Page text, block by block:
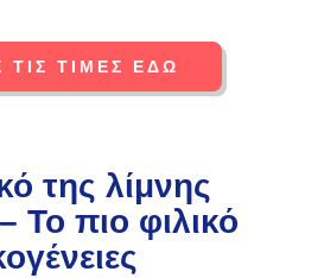
ΤΙΣ ΤΙΜΕΣ ΕΔΩ
της λίμνης
πιο φιλικό